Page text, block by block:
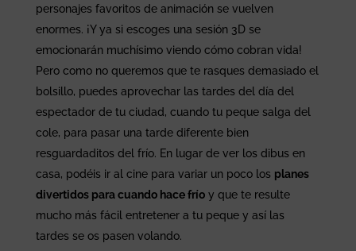
personajes favoritos de animación se vuelven
enormes. ¡Y ya si escoges una sesión 3D se
emocionarán muchísimo viendo cómo cobran vida!
Pero como no queremos que te rasques demasiado el
bolsillo, puedes aprovechar las tardes del día del
espectador de tu ciudad, cuando tu peque salga del
cole, para pasar una tarde diferente bien
resguardaditos del frío. En lugar de ver los dibus en
casa, podéis ir al cine para variar un poco los planes
divertidos para cuando hace fríoy que te resulte
mucho más fácil entretener a tu peque y así las
tardes se os pasen volando.